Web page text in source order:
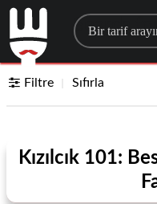
Search
Filtre Sıfırla
Kızılcık 101: